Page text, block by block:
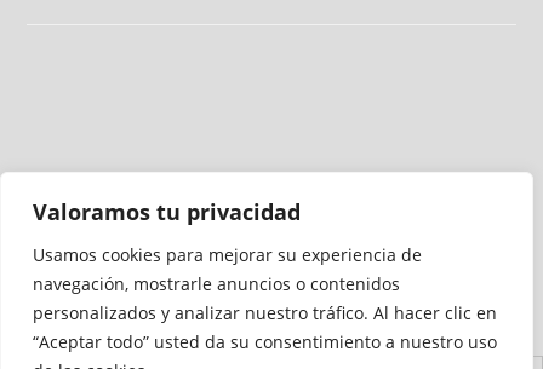
Valoramos tu privacidad
Usamos cookies para mejorar su experiencia de
navegación, mostrarle anuncios o contenidos
personalizados y analizar nuestro tráfico. Al hacer clic en
“Aceptar todo” usted da su consentimiento a nuestro uso
Medio auditado por